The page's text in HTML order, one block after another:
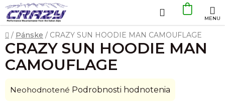
Prejsť
na
obsah
Hľadať
KOŠÍK
Domov
/ Pánske / CRAZY SUN HOODIE MAN CAMOUFLAGE
CRAZY SUN HOODIE MAN
CAMOUFLAGE
Priemerné
Neohodnotené Podrobnosti hodnotenia